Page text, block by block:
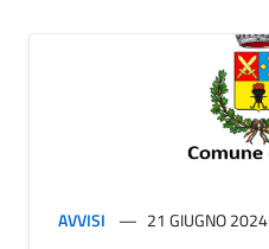
AVVISI 21 GIUGNO 2024